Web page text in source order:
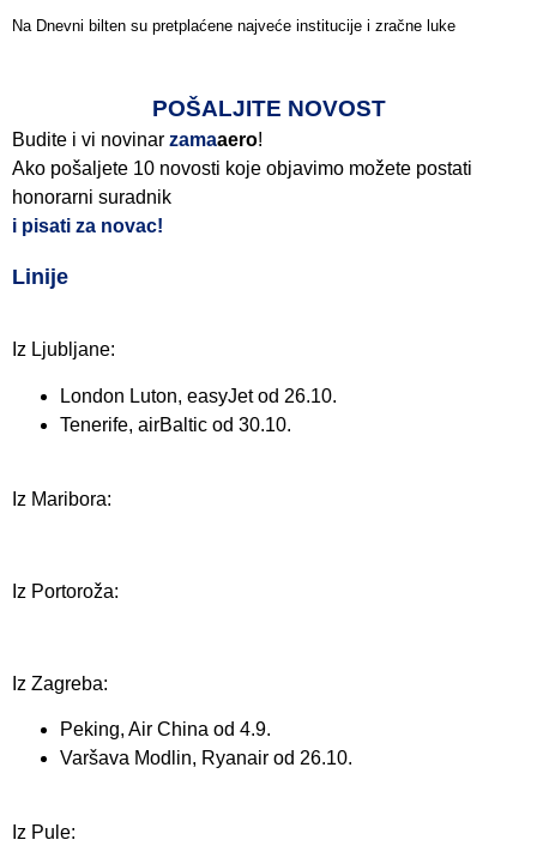
Na Dnevni bilten su pretplaćene najveće institucije i zračne luke
POŠALJITE NOVOST
Budite i vi novinar zamaaero!
Ako pošaljete 10 novosti koje objavimo možete postati
honorarni suradnik
i pisati za novac!
Linije
Iz Ljubljane:
London Luton, easyJet od 26.10.
Tenerife, airBaltic od 30.10.
Iz Maribora:
Iz Portoroža:
Iz Zagreba:
Peking, Air China od 4.9.
Varšava Modlin, Ryanair od 26.10.
Iz Pule: